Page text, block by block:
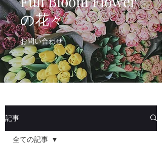
の花々
お問い合わせ
記事
全ての記事